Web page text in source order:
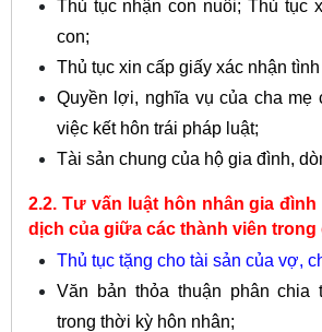
Thủ tục nhận con nuôi; Thủ tục
con;
Thủ tục xin cấp giấy xác nhận
Quyền lợi, nghĩa vụ của cha mẹ
việc kết hôn trái pháp luật;
Tài sản chung của hộ gia đình,
2.2. Tư vấn luật hôn nhân gia đình
dịch của giữa các thành viên trong
Thủ tục tặng cho tài sản của vợ,
Văn bản thỏa thuận phân chia
trong thời kỳ hôn nhân;